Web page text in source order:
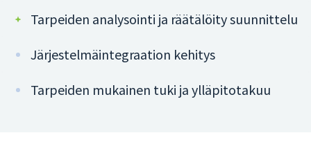
Tarpeiden analysointi ja räätälöity suunnittelu
Järjestelmäintegraation kehitys
Tarpeiden mukainen tuki ja ylläpitotakuu